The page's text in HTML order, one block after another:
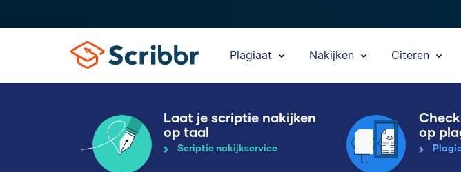
Plagiaat Nakijken Citeren
Laat je scriptie nakijken
op taal
Scriptie nakijkservice
op